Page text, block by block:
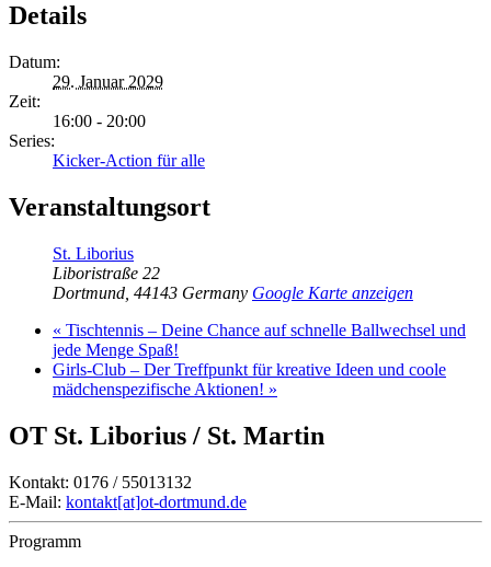
Details
Datum:
29. Januar 2029
Zeit:
16:00 - 20:00
Series:
Kicker-Action für alle
Veranstaltungsort
St. Liborius
Liboristraße 22
Dortmund 44143 Germany Google Karte anzeigen
« Tischtennis – Deine Chance auf schnelle Ballwechsel und
jede Menge Spaß!
Girls-Club – Der Treffpunkt für kreative Ideen und coole
mädchenspezifische Aktionen! »
OT St. Liborius / St. Martin
Kontakt: 0176 / 55013132
E-Mail: kontakt[at]ot-dortmund.de
Programm